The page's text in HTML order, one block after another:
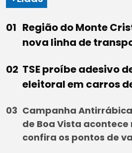
Região do Monte
nova linha de
TSE proíbe adesivo
eleitoral em carros
Campanha
de Boa Vista
confira os pontos de